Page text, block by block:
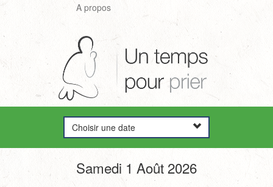
A propos
Choisir une date
Samedi 1 Août 2026